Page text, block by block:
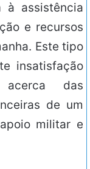
à assistência
e recursos
Este tipo
insatisfação
das
de um
militar e